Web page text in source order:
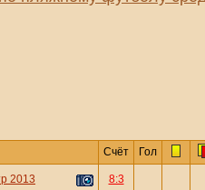
Счёт Гол
2013 8:3